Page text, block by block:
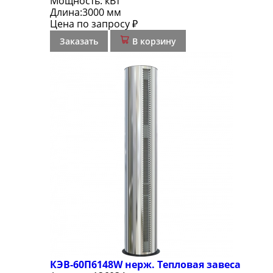
Длина:3000 мм
Цена по запросу ₽
Заказать В корзину
КЭВ-60П6148W нерж. Тепловая завеса